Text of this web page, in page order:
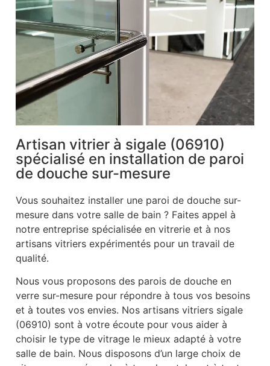
Artisan vitrier à sigale (06910)
spécialisé en installation de paroi
de douche sur-mesure
Vous souhaitez installer une paroi de douche sur-
mesure dans votre salle de bain ? Faites appel à
notre entreprise spécialisée en vitrerie et à nos
artisans vitriers expérimentés pour un travail de
qualité.
Nous vous proposons des parois de douche en
verre sur-mesure pour répondre à tous vos besoins
et à toutes vos envies. Nos artisans vitriers sigale
(06910) sont à votre écoute pour vous aider à
choisir le type de vitrage le mieux adapté à votre
salle de bain. Nous disposons d’un large choix de